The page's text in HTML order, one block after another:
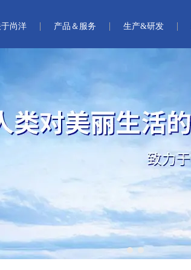
尚洋 产品＆服务 生产&研发
1